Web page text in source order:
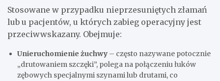
Stosowane w przypadku nieprzesuniętych złamań
lub u pacjentów, u których zabieg operacyjny jest
przeciwwskazany. Obejmuje:
Unieruchomienie żuchwy – często nazywane potocznie
„drutowaniem szczęki”, polega na połączeniu łuków
zębowych specjalnymi szynami lub drutami, co